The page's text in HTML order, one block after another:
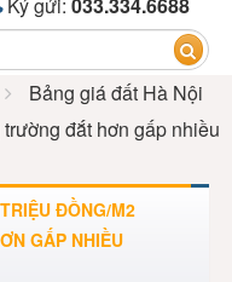
Bảng giá đất Hà Nội
đắt hơn gấp nhiều
ĐỒNG/M2
GẤP NHIỀU